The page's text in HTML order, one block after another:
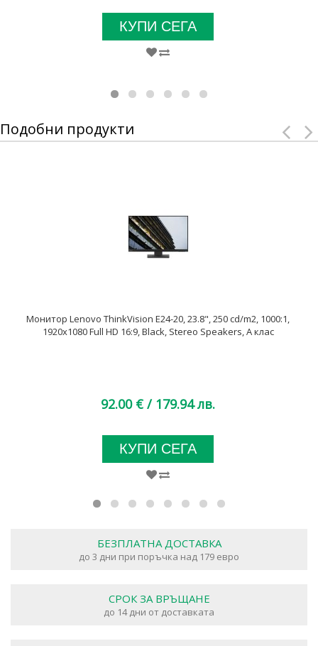
КУПИ СЕГА
Подобни продукти
Монитор Lenovo ThinkVision E24-20, 23.8", 250 cd/m2, 1000:1,
1920x1080 Full HD 16:9, Black, Stereo Speakers, A клас
92.00 € / 179.94 лв.
КУПИ СЕГА
БЕЗПЛАТНА ДОСТАВКА
до 3 дни при поръчка над 179 евро
СРОК ЗА ВРЪЩАНЕ
до 14 дни от доставката